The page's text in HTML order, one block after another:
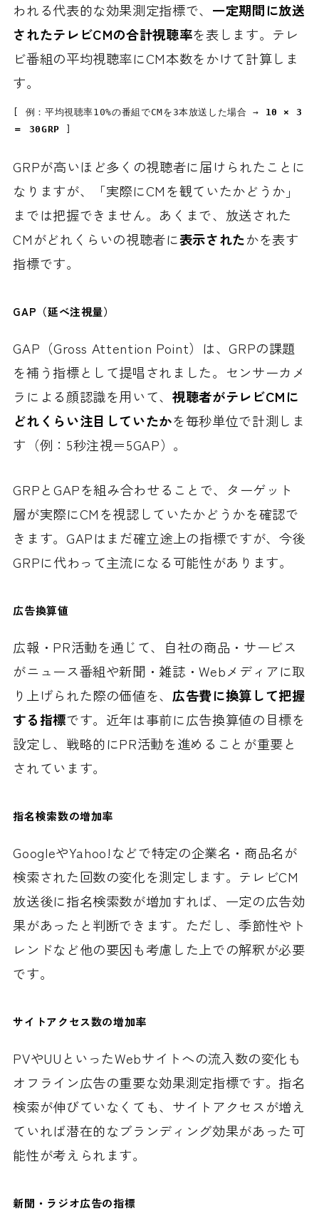
われる代表的な効果測定指標で、 一定期間に放送
されたテレビCMの合計視聴率を表します。テレ
ビ番組の平均視聴率にCM本数をかけて計算しま
す。
[ 例：平均視聴率10%の番組でCMを3本放送した場合 → 10 × 3
＝ 30GRP
GRPが高いほど多くの視聴者に届けられたことに
なりますが、「実際にCMを観ていたかどうか」
までは把握できません。あくまで、放送された
CMがどれくらいの視聴者に表示されたかを表す
指標です。
GAP（延べ注視量）
GAP（Gross Attention Point）は、GRPの課題
を補う指標として提唱されました。センサーカメ
ラによる顔認識を用いて、視聴者がテレビCMに
どれくらい注目していたかを毎秒単位で計測しま
す（例：5秒注視＝5GAP）。
GRPとGAPを組み合わせることで、ターゲット
層が実際にCMを視認していたかどうかを確認で
きます。GAPはまだ確立途上の指標ですが、今後
GRPに代わって主流になる可能性があります。
広告換算値
広報・PR活動を通じて、自社の商品・サービス
がニュース番組や新聞・雑誌・Webメディアに取
り上げられた際の価値を、 広告費に換算して把握
する指標です。近年は事前に広告換算値の目標を
設定し、戦略的にPR活動を進めることが重要と
されています。
指名検索数の増加率
GoogleやYahoo!などで特定の企業名・商品名が
検索された回数の変化を測定します。テレビCM
放送後に指名検索数が増加すれば、一定の広告効
果があったと判断できます。ただし、季節性やト
レンドなど他の要因も考慮した上での解釈が必要
です。
サイトアクセス数の増加率
PVやUUといったWebサイトへの流入数の変化も
オフライン広告の重要な効果測定指標です。指名
検索が伸びていなくても、サイトアクセスが増え
ていれば潜在的なブランディング効果があった可
能性が考えられます。
新聞・ラジオ広告の指標